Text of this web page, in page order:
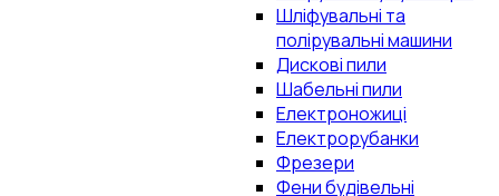
Шліфувальні та
полірувальні машини
Дискові пили
Шабельні пили
Електроножиці
Електрорубанки
Фрезери
Фени будівельні